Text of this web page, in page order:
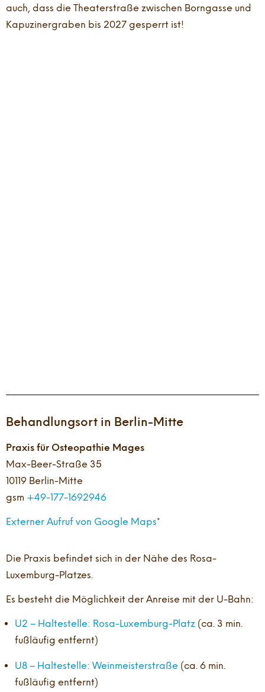
auch, dass die Theaterstraße zwischen Borngasse und
Kapuzinergraben bis 2027 gesperrt ist!
Behandlungsort in Berlin-Mitte
Praxis für Osteopathie Mages
Max-Beer-Straße 35
10119 Berlin-Mitte
gsm +49-177-1692946
Externer Aufruf von Google Maps*
Die Praxis befindet sich in der Nähe des Rosa-
Luxemburg-Platzes.
Es besteht die Möglichkeit der Anreise mit der U-Bahn:
U2 – Haltestelle: Rosa-Luxemburg-Platz (ca. 3 min.
fußläufig entfernt)
U8 – Haltestelle: Weinmeisterstraße (ca. 6 min.
fußläufig entfernt)